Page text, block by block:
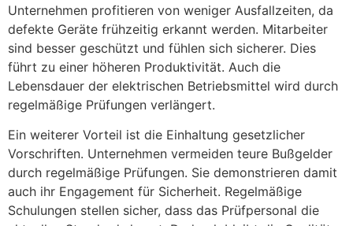
Unternehmen profitieren von weniger Ausfallzeiten, da
defekte Geräte frühzeitig erkannt werden. Mitarbeiter
sind besser geschützt und fühlen sich sicherer. Dies
führt zu einer höheren Produktivität. Auch die
Lebensdauer der elektrischen Betriebsmittel wird durch
regelmäßige Prüfungen verlängert.
Ein weiterer Vorteil ist die Einhaltung gesetzlicher
Vorschriften. Unternehmen vermeiden teure Bußgelder
durch regelmäßige Prüfungen. Sie demonstrieren damit
auch ihr Engagement für Sicherheit. Regelmäßige
Schulungen stellen sicher, dass das Prüfpersonal die